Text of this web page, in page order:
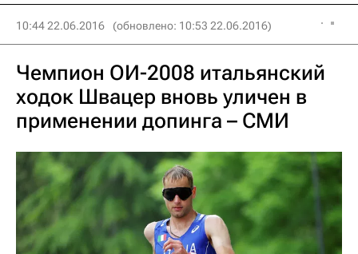
10:44 22.06.2016 (обновлено: 10:53 22.06.2016)
Чемпион ОИ-2008 итальянский
ходок Швацер вновь уличен в
применении допинга – СМИ